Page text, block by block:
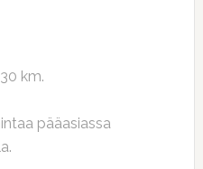
km.
pääasiassa